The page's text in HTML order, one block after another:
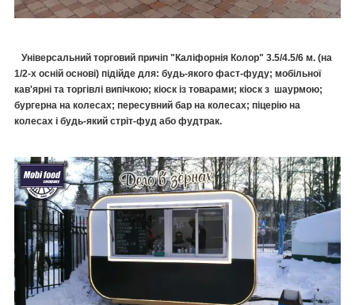
Універсальний торговий причіп "Каліфорнія Колор" 3.5/4.5/6 м. (на
1/2-х осній основі) підійде для: будь-якого фаст-фуду; мобільної
кав'ярні та торгівлі випічкою; кіоск із товарами; кіоск з шаурмою;
бургерна на колесах; пересувний бар на колесах; піцерію на
колесах і будь-який стріт-фуд або фудтрак.